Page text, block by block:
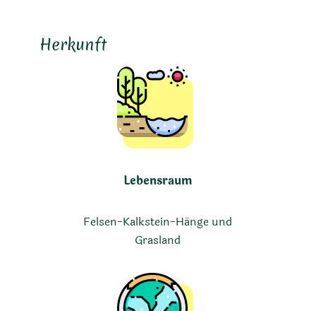
Herkunft
Lebensraum
Felsen-Kalkstein-Hänge und
Grasland